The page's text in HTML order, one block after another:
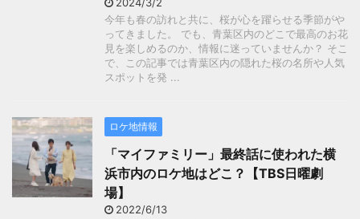
今年も春の訪れと共に、桜が心を躍らせる季節がや
ってきました。 でも、青葉区内のどこで最高のお花
見を楽しめるのか、情報に迷っていませんか？ そこ
で、この記事では青葉区内の隠れた桜の名所や人気
スポットを発 ...
ロケ地情報
「マイファミリー」最終話に使われた横
浜市内のロケ地はどこ？【TBS日曜劇
場】
2022/6/13